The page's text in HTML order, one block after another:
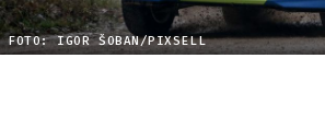
FOTO: IGOR ŠOBAN/PIXSELL